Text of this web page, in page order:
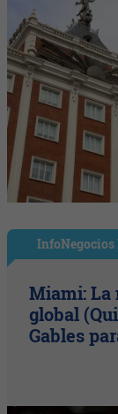
Miami: La
global
Gables